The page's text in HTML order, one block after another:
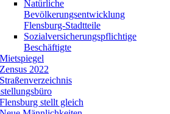
Natürliche
Bevölkerungsentwicklung
Flensburg-Stadtteile
Sozialversicherungspflichtige
Beschäftigte
Mietspiegel
Zensus 2022
Straßenverzeichnis
Flensburg stellt gleich